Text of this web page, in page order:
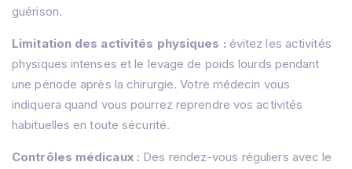
guérison.
Limitation des activités physiques : évitez les activités
physiques intenses et le levage de poids lourds pendant
une période après la chirurgie.Votre médecin vous
indiquera quand vous pourrez reprendre vos activités
habituelles en toute sécurité.
Contrôles médicaux : Des rendez-vous réguliers avec le